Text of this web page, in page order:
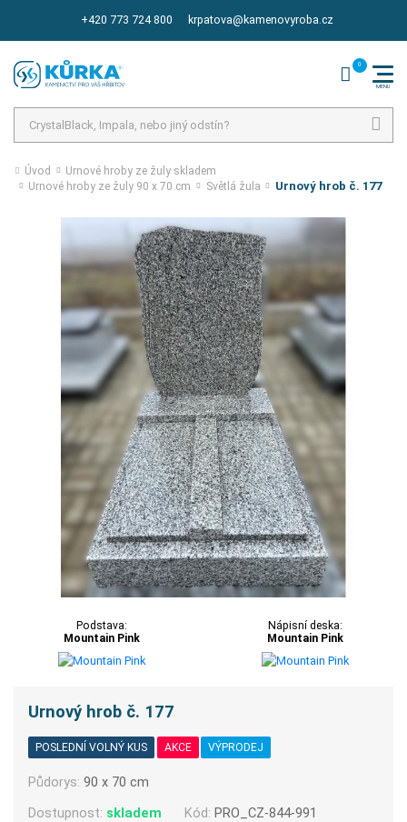
+420 773 724 800 krpatova@kamenovyroba.cz
Úvod
Urnové hroby ze žuly skladem
Urnové hroby ze žuly 90 x 70 cm
Světlá žula Urnový hrob č. 177
Podstava:
Mountain Pink
Nápisní deska:
Mountain Pink
Urnový hrob č. 177
POSLEDNÍ VOLNÝ KUS AKCE VÝPRODEJ
Půdorys:90 x 70 cm
Dostupnost: skladem Kód: PRO_CZ-844-991